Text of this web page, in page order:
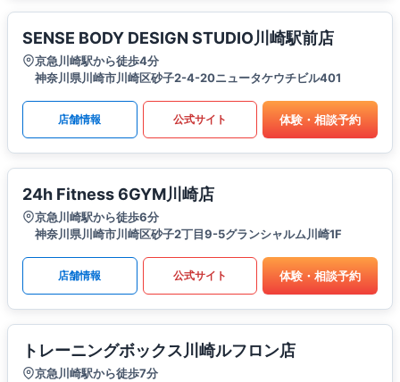
SENSE BODY DESIGN STUDIO川崎駅前店
京急川崎駅から徒歩4分
神奈川県川崎市川崎区砂子2-4-20ニュータケウチビル401
店舗情報 公式サイト 体験・相談予約
24h Fitness 6GYM川崎店
京急川崎駅から徒歩6分
神奈川県川崎市川崎区砂子2丁目9-5グランシャルム川崎1F
店舗情報 公式サイト 体験・相談予約
トレーニングボックス川崎ルフロン店
京急川崎駅から徒歩7分